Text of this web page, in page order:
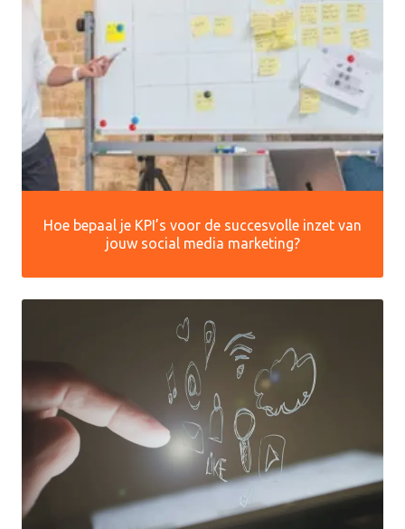
Hoe bepaal je KPI’s voor de succesvolle inzet van
jouw social media marketing?